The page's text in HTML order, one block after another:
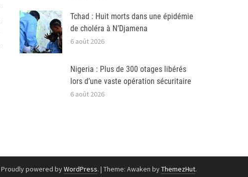
Tchad : Huit morts dans une épidémie
de choléra à N’Djamena
6 août 2026
Nigeria : Plus de 300 otages libérés
lors d’une vaste opération sécuritaire
6 août 2026
Proudly powered byWordPress. | Theme: Awaken byThemezHut.